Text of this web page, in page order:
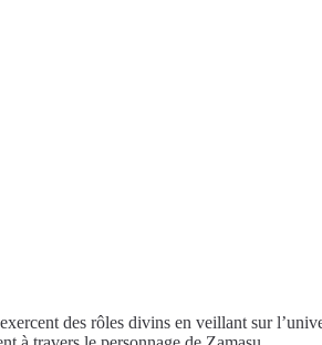
des rôles divins en veillant sur